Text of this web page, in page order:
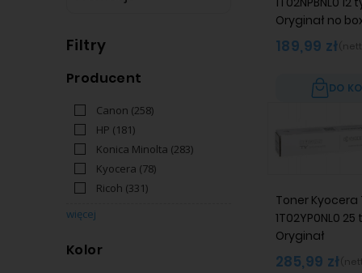
Filtry
Producent
Canon (258)
HP (181)
Konica Minolta (283)
Kyocera (78)
Ricoh (331)
więcej
Kolor
Oryginał no
189,99 zł
DO
Toner Kyocera
1T02YP0NL0 25
Oryginał
285,99 zł